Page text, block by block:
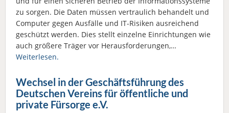
zu sorgen. Die Daten müssen vertraulich behandelt und
Computer gegen Ausfälle und IT-Risiken ausreichend
geschützt werden. Dies stellt einzelne Einrichtungen wie
auch größere Träger vor Herausforderungen,…
Weiterlesen.
Wechsel in der Geschäftsführung des
Deutschen Vereins für öffentliche und
private Fürsorge e.V.